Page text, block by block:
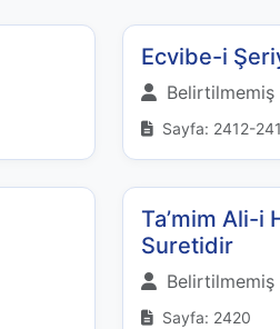
Ecvibe-i
Belirtilmemiş
Sayfa: 2412-
Ta’mim Ali-i
Suretidir
Belirtilmemiş
Sayfa: 2420